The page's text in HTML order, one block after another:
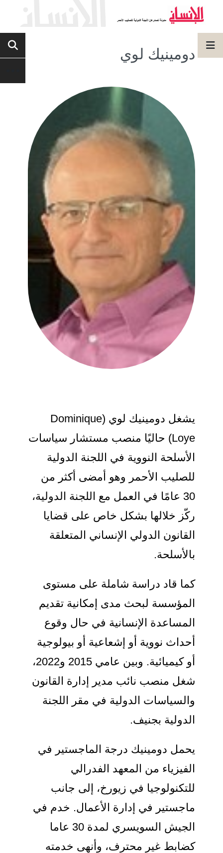
دومينيك لوي
يشغل دومينيك لوي (Dominique
Loye) حاليًا منصب مستشار سياسات
الأسلحة النووية في اللجنة الدولية
للصليب الأحمر وهو أمضى أكثر من
30 عامًا في العمل مع اللجنة الدولية،
ركّز خلالها بشكل خاص على قضايا
القانون الدولي الإنساني المتعلقة
بالأسلحة.
كما قاد دراسة شاملة على مستوى
المؤسسة لبحث مدى إمكانية تقديم
المساعدة الإنسانية في حال وقوع
أحداث نووية أو إشعاعية أو بيولوجية
أو كيميائية. وبين عامي 2015 و2022،
شغل منصب نائب مدير إدارة القانون
والسياسات الدولية في مقر اللجنة
الدولية بجنيف.
يحمل دومينيك درجة الماجستير في
الفيزياء من المعهد الفدرالي
للتكنولوجيا في زيورخ، إلى جانب
ماجستير في إدارة الأعمال. خدم في
الجيش السويسري لمدة 30 عاما
كضابط غير محترف، وأنهى خدمته